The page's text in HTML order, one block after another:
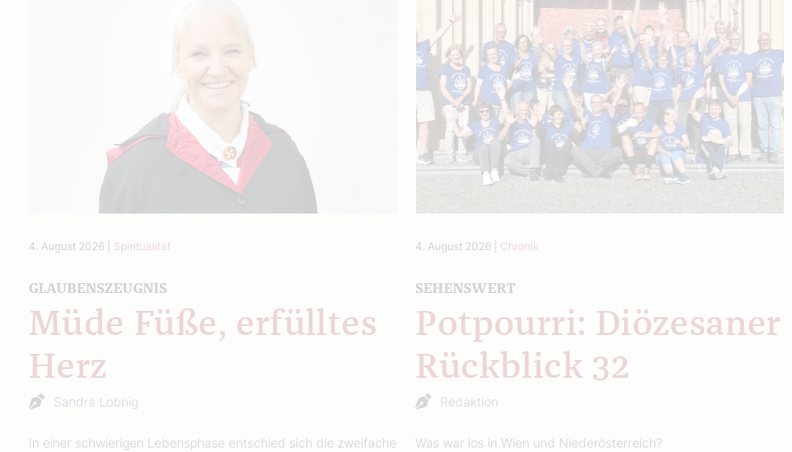
4. August 2026 Spiritualität
GLAUBENSZEUGNIS
Müde Füße, erfülltes
Herz
Sandra Lobnig
In einer schwierigen Lebensphase entschied sich die zweifache
4. August 2026 Chronik
SEHENSWERT
Potpourri: Diözesaner
Rückblick 32
Redaktion
Was war los in Wien und Niederösterreich?